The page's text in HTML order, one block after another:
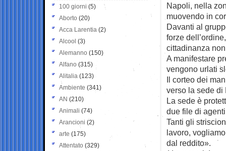
Napoli, nella
muovendo in
Davanti al
forze
cittadinanza
A manifestare
vengono urlati
Il corteo dei
verso la sede di
La sede è
due file di
Tanti gli
lavoro,
dal reddito».
100 giorni (5)
Aborto (20)
Acca Larentia (2)
Alcool (3)
Alemanno (150)
Alfano (315)
Alitalia (123)
Ambiente (341)
AN (210)
Animali (74)
Arancioni (2)
arte (175)
Attentato (329)